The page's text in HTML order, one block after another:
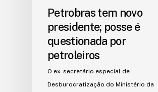
Petrobras tem novo
presidente; posse é
questionada por
petroleiros
O ex-secretário especial de
Desburocratização do Ministério da